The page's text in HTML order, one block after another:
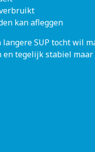
kan afleggen
SUP tocht wil
tegelijk stabiel